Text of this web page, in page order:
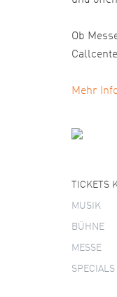
Ob
Mehr
TICKETS
MUSIK
BÜHNE
MESSE
SPECIALS